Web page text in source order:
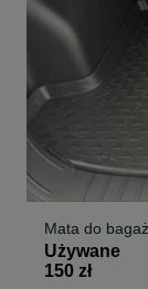
Mata do
Używane
150 zł